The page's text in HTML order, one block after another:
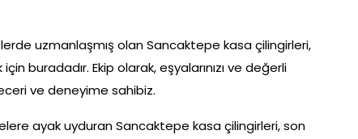
uzmanlaşmış olan Sancaktepe kasa çilingirleri,
buradadır. Ekip olarak, eşyalarınızı ve değerli
ve deneyime sahibiz.
ayak uyduran Sancaktepe kasa çilingirleri, son